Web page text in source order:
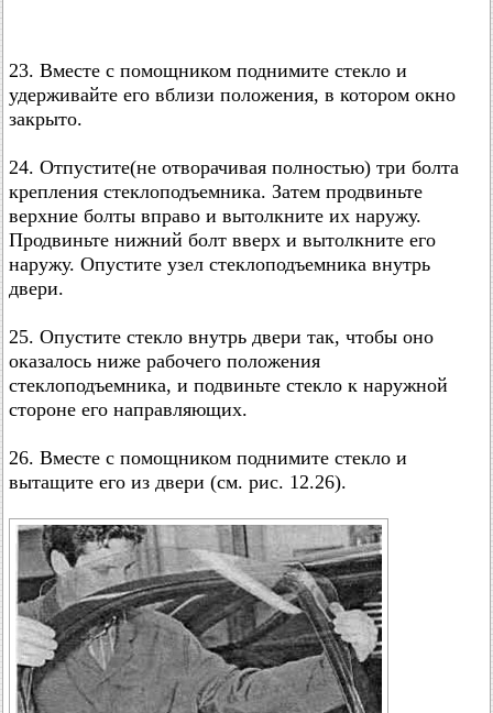
23. Вместе с помощником поднимите стекло и
удерживайте его вблизи положения, в котором окно
закрыто.
24. Отпустите(не отворачивая полностью) три болта
крепления стеклоподъемника. Затем продвиньте
верхние болты вправо и вытолкните их наружу.
Продвиньте нижний болт вверх и вытолкните его
наружу. Опустите узел стеклоподъемника внутрь
двери.
25. Опустите стекло внутрь двери так, чтобы оно
оказалось ниже рабочего положения
стеклоподъемника, и подвиньте стекло к наружной
стороне его направляющих.
26. Вместе с помощником поднимите стекло и
вытащите его из двери (см. рис. 12.26).